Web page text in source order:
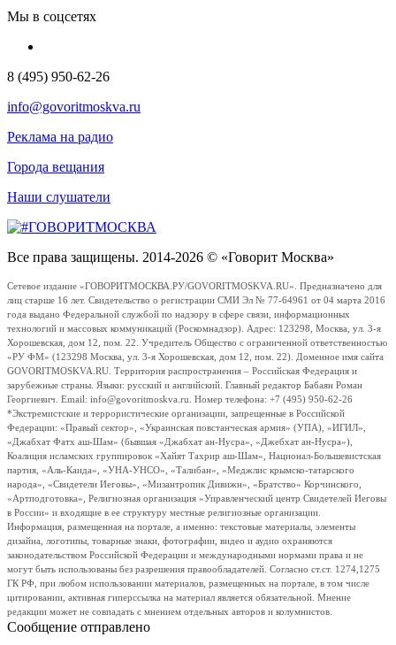
Мы в соцсетях
8 (495) 950-62-26
info@govoritmoskva.ru
Реклама на радио
Города вещания
Наши слушатели
Все права защищены. 2014-2026 © «Говорит Москва»
Сетевое издание «ГОВОРИТМОСКВА.РУ/GOVORITMOSKVA.RU». Предназначено для
лиц старше 16 лет. Свидетельство о регистрации СМИ Эл № 77-64961 от 04 марта 2016
года выдано Федеральной службой по надзору в сфере связи, информационных
технологий и массовых коммуникаций (Роскомнадзор). Адрес: 123298, Москва, ул. 3-я
Хорошевская, дом 12, пом. 22. Учредитель Общество с ограниченной ответственностью
«РУ ФМ» (123298 Москва, ул. 3-я Хорошевская, дом 12, пом. 22). Доменное имя сайта
GOVORITMOSKVA.RU. Территория распространения – Российская Федерация и
зарубежные страны. Языки: русский и английский. Главный редактор Бабаян Роман
Георгиевич. Email: info@govoritmoskva.ru. Номер телефона: +7 (495) 950-62-26
*Экстремистские и террористические организации, запрещенные в Российской
Федерации: «Правый сектор», «Украинская повстанческая армия» (УПА), «ИГИЛ»,
«Джабхат Фатх аш-Шам» (бывшая «Джабхат ан-Нусра», «Джебхат ан-Нусра»),
Коалиция исламских группировок «Хайят Тахрир аш-Шам», Национал-Большевистская
партия, «Аль-Каида», «УНА-УНСО», «Талибан», «Меджлис крымско-татарского
народа», «Свидетели Иеговы», «Мизантропик Дивижн», «Братство» Корчинского,
«Артподготовка», Религиозная организация «Управленческий центр Свидетелей Иеговы
в России» и входящие в ее структуру местные религиозные организации.
Информация, размещенная на портале, а именно: текстовые материалы, элементы
дизайна, логотипы, товарные знаки, фотографии, видео и аудио охраняются
законодательством Российской Федерации и международными нормами права и не
могут быть использованы без разрешения правообладателей. Согласно ст.ст. 1274,1275
ГК РФ, при любом использовании материалов, размещенных на портале, в том числе
цитировании, активная гиперссылка на материал является обязательной. Мнение
редакции может не совпадать с мнением отдельных авторов и колумнистов.
Сообщение отправлено